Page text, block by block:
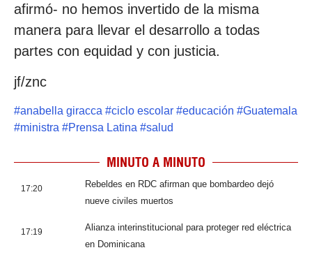
afirmó- no hemos invertido de la misma
manera para llevar el desarrollo a todas
partes con equidad y con justicia.
jf/znc
#anabella giracca #ciclo escolar #educación #Guatemala
#ministra #Prensa Latina #salud
MINUTO A MINUTO
17:20
Rebeldes en RDC afirman que bombardeo dejó
nueve civiles muertos
17:19
Alianza interinstitucional para proteger red eléctrica
en Dominicana